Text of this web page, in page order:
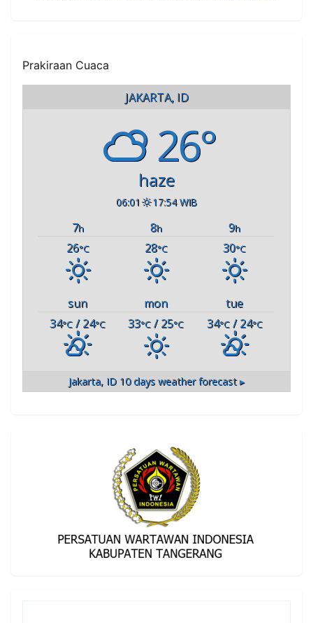
Prakiraan Cuaca
JAKARTA, ID
26°
haze
06:01 17:54 WIB
7h 8h 9h
26°C 28°C 30°C
sun mon
tue
34°C / 24°C 33°C / 25°C 34°C/ 24°C
Jakarta, ID 10 days weather forecast ▸